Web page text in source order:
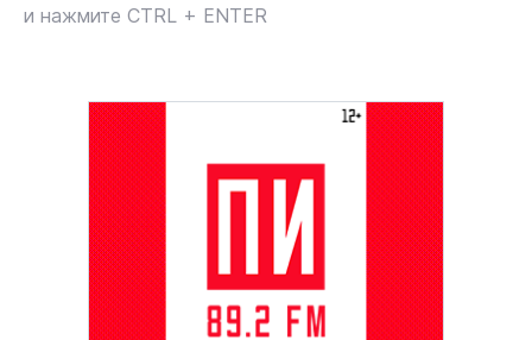
и нажмите CTRL + ENTER